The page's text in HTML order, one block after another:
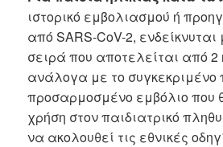
ιστορικό εμβολιασμού ή
από SARS-CoV-2,
σειρά που αποτελείται από 2
ανάλογα με το
προσαρμοσμένο εμβόλιο που
χρήση στον παιδιατρικό
να ακολουθεί τις εθνικές